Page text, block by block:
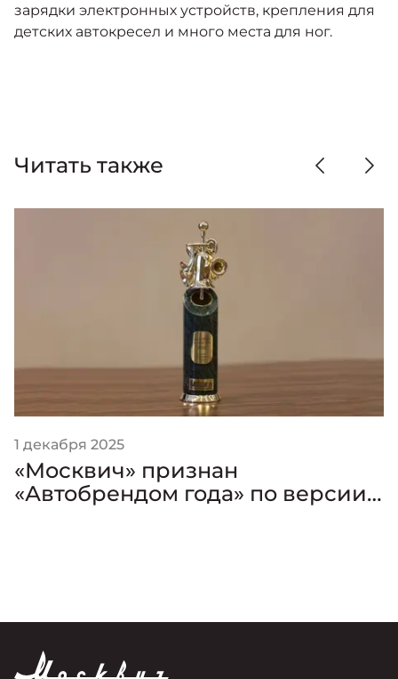
зарядки электронных устройств, крепления для
детских автокресел и много места для ног.
Читать также
1 декабря 2025
«Москвич» признан
«Автобрендом года» по версии